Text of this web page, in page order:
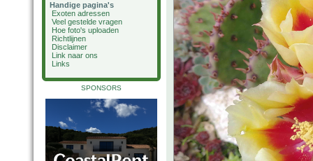
Handige pagina's
Exoten adressen
Veel gestelde vragen
Hoe foto's uploaden
Richtlijnen
Disclaimer
Link naar ons
Links
SPONSORS